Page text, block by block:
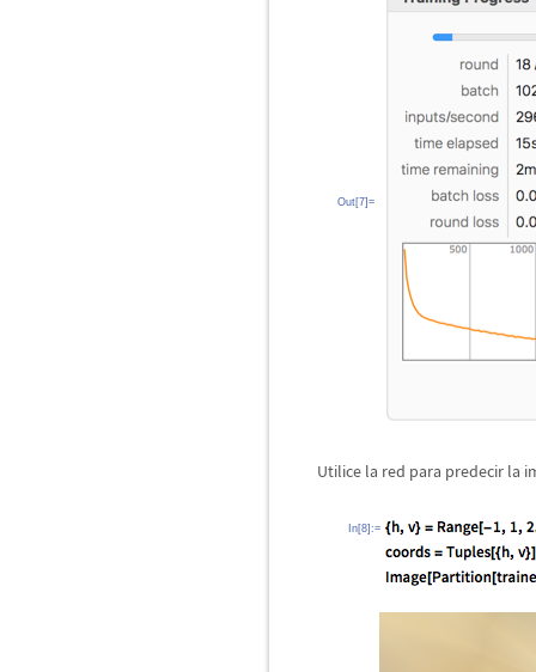
Out[7]=
Utilice la red para predecir la
In[8]:=